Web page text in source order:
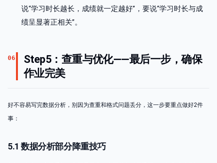
说“学习时长越长，成绩就一定越好”，要说“学习时长与成
绩呈显著正相关”。
06
Step5：查重与优化——最后一步，确保
作业完美
好不容易写完数据分析，别因为查重和格式问题丢分，这一步要重点做好2件
事：
5.1 数据分析部分降重技巧